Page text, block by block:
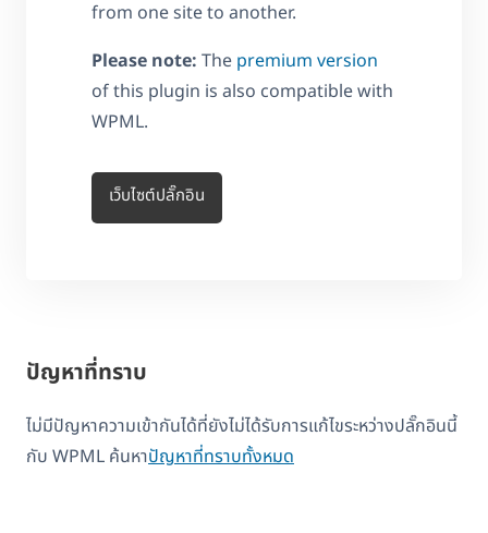
from one site to another.
Please note: The premium version
of this plugin is also compatible with
WPML.
เว็บไซต์ปลั๊กอิน
ปัญหาที่ทราบ
ไม่มีปัญหาความเข้ากันได้ที่ยังไม่ได้รับการแก้ไขระหว่างปลั๊กอินนี้
กับ WPML ค้นหาปัญหาที่ทราบทั้งหมด